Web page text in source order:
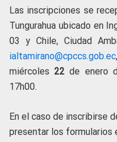
Las inscripciones se
Tungurahua ubicado en
03 y Chile, Ciudad
ialtamirano@cpccs.gob.ec
miércoles22 de enero
17h00.
En el caso de inscribirse
presentar los formularios